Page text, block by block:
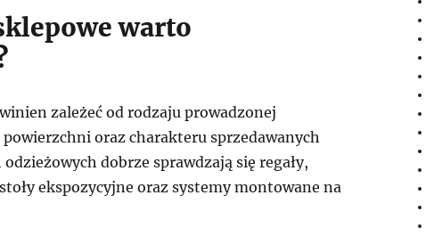
warto
zależeć od rodzaju prowadzonej
oraz charakteru sprzedawanych
dobrze sprawdzają się regały,
ekspozycyjne oraz systemy montowane na